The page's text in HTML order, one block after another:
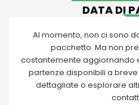
DATA DI
Al momento, non ci sono
pacchetto. Ma non
costantemente aggiornando
partenze disponibili a
dettagliate o esplorare